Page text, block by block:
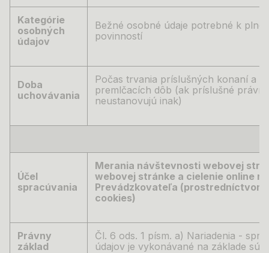
Kategórie
osobných
údajov
Bežné osobné údaje potrebné k
povinností
Doba
uchovávania
Počas trvania príslušných konaní a
premlčacích dôb (ak príslušné
neustanovujú inak)
Účel
spracúvania
Merania návštevnosti webovej
webovej stránke a cielenie online
Prevádzkovateľa (prostredníctvom
cookies)
Právny
základ
Čl. 6 ods. 1 písm. a) Nariadenia -
údajov je vykonávané na základe